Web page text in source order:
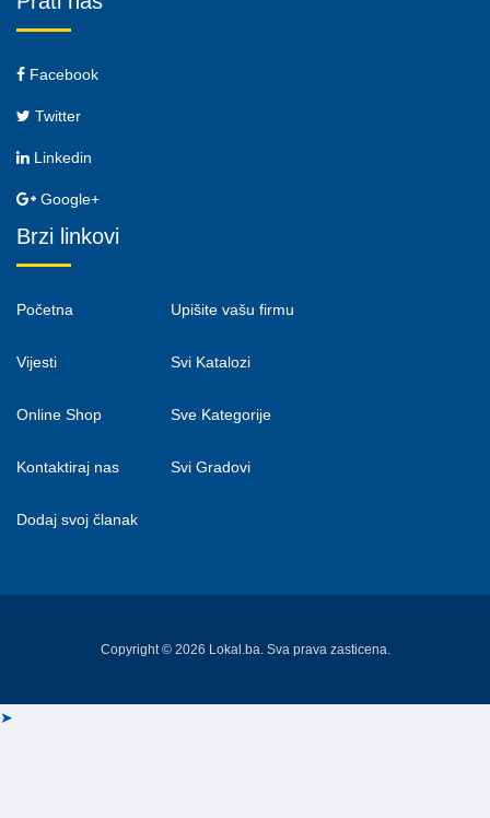
Facebook
Twitter
Linkedin
Google+
Brzi linkovi
Početna
Vijesti
Online Shop
Kontaktiraj nas
Dodaj svoj članak
Upišite vašu firmu
Svi Katalozi
Sve Kategorije
Svi Gradovi
Copyright © 2026 Lokal.ba. Sva prava zasticena.
➤